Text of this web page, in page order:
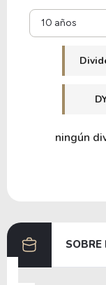
10 años
ningún
SOBRE